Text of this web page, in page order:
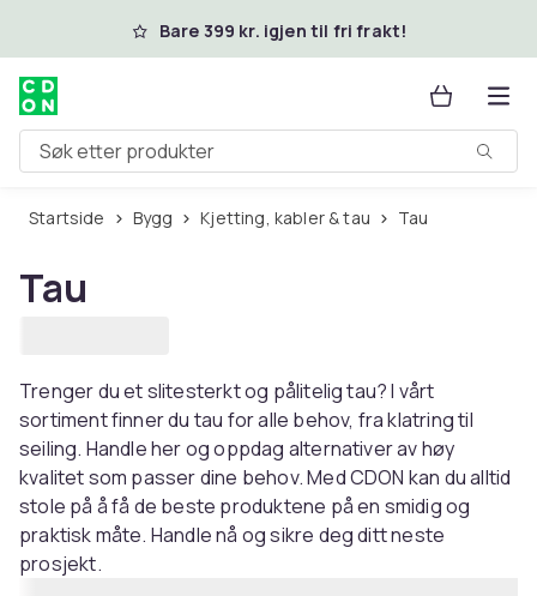
Hopp til hovedinnholdBare 399 kr. igjen til fri frakt!
Søk etter produkter
Startside Bygg Kjetting, kabler & tau Tau
Tau
Trenger du et slitesterkt og pålitelig tau? I vårt
sortiment finner du tau for alle behov, fra klatring til
seiling. Handle her og oppdag alternativer av høy
kvalitet som passer dine behov. Med CDON kan du alltid
stole på å få de beste produktene på en smidig og
praktisk måte. Handle nå og sikre deg ditt neste
prosjekt.